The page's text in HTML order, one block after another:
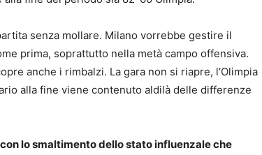
senza mollare. Milano vorrebbe gestire il
prima, soprattutto nella metà campo offensiva.
anche i rimbalzi. La gara non si riapre, l’Olimpia
alla fine viene contenuto aldilà delle differenze
lo smaltimento dello stato influenzale che